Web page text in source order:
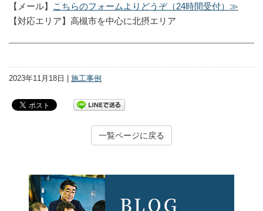
【メール】
こちらのフォームよりどうぞ（24時間受付）≫
【対応エリア】高槻市を中心に北摂エリア
2023年11月18日 | 施工事例
一覧ページに戻る